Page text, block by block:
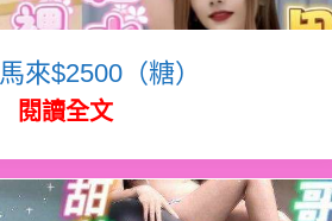
馬來$2500（糖）
閱讀全文